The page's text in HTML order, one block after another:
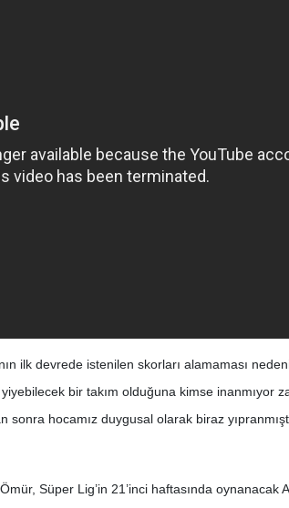
ilk devrede istenilen skorları alamaması
bir takım olduğuna kimse inanmıyor
sonra hocamız duygusal olarak biraz
Süper Lig’in 21’inci haftasında oynanacak